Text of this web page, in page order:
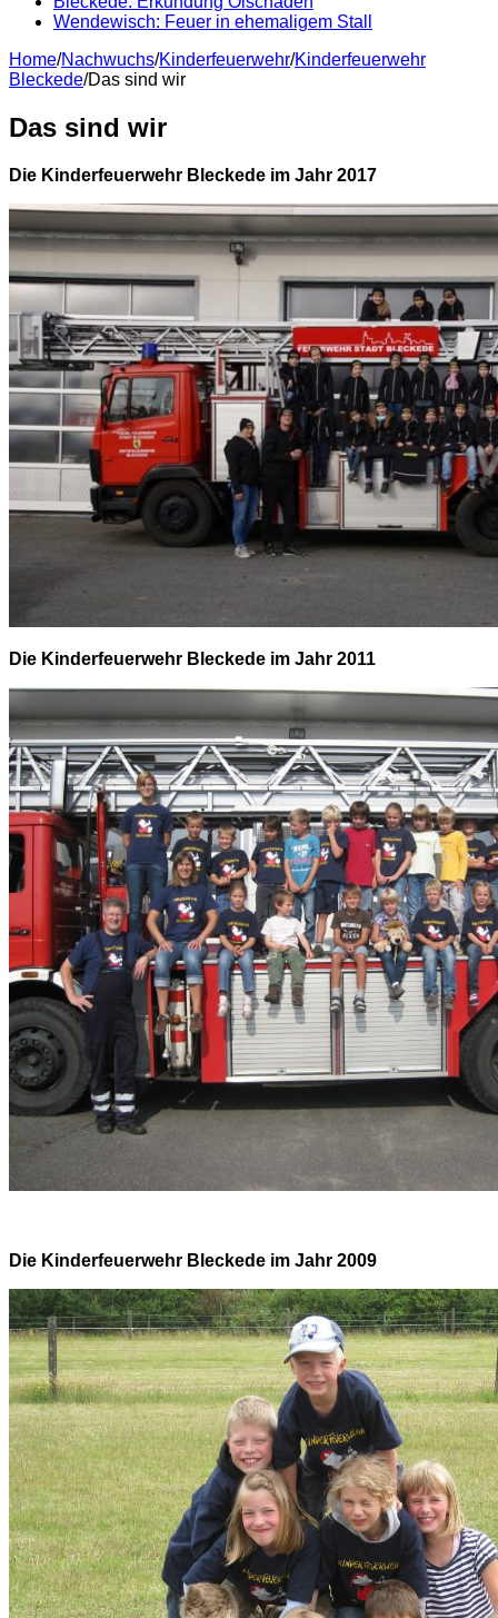
Wendewisch: Feuer in ehemaligem Stall
Home/Nachwuchs/Kinderfeuerwehr/Kinderfeuerwehr
Bleckede/Das sind wir
Das sind wir
Die Kinderfeuerwehr Bleckede im Jahr 2017
Die Kinderfeuerwehr Bleckede im Jahr 2011
Die Kinderfeuerwehr Bleckede im Jahr 2009